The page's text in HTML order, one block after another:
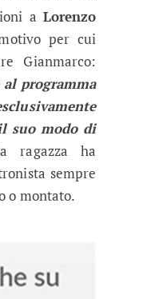
a Lorenzo
per cui
Gianmarco:
al programma
suo modo di
ragazza ha
sempre
o montato.